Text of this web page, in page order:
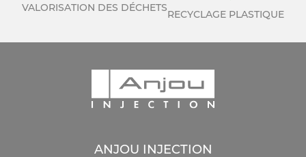
VALORISATION DES DÉCHETS
RECYCLAGE PLASTIQUE
ANJOU INJECTION